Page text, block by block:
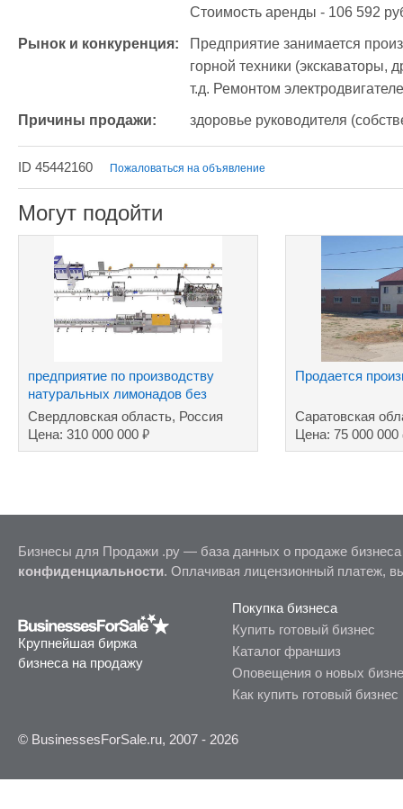
Стоимость аренды - 106 592
Рынок и конкуренция:
Предприятие занимается
горной техники (экскаваторы,
т.д. Ремонтом
Причины продажи: здоровье руководителя
ID 45442160 Пожаловаться на объявление
Могут подойти
предприятие пo производству
натуральных лимонадов без
сахара
Свердловская область, Россия
Цена: 310 000 000 ₽
Продается
Саратовская
Цена: 75 000 000
Бизнесы для Продажи .ру — база данных о продаже
конфиденциальности. Оплачивая лицензионный платеж,
Крупнейшая биржа
бизнеса на продажу
Покупка бизнеса
Купить готовый бизнес
Каталог франшиз
Оповещения о новых
Как купить готовый бизнес
© BusinessesForSale.ru, 2007 - 2026